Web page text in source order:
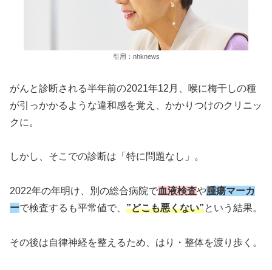
引用：nhknews
がんと診断される半年前の2021年12月、喉に梅干しの種
が引っかかるような違和感を覚え、かかりつけのクリニッ
クに。
しかし、そこでの診断は「特に問題なし」。
2022年の年明け、別の総合病院で血液検査や腫瘍マーカ
ーで検査するも平常値で、 ”どこも悪くない”という結果。
その後は自律神経を整えるため、はり・整体を渡り歩く。